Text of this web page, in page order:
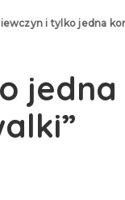
i tylko jedna